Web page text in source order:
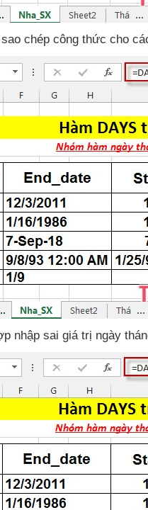
chép công thức cho
nhập sai giá trị ngày